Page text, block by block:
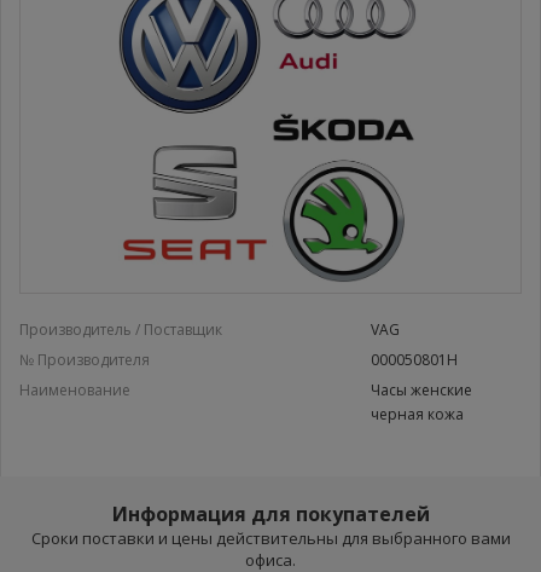
Производитель / Поставщик
VAG
№ Производителя
000050801H
Наименование
Часы женские
черная кожа
Информация для покупателей
Сроки поставки и цены действительны для выбранного вами
офиса.